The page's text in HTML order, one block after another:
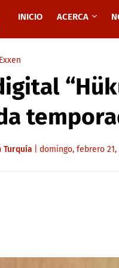
INICIO ACERCA
Exxen
Turquía domingo, febrero 21,